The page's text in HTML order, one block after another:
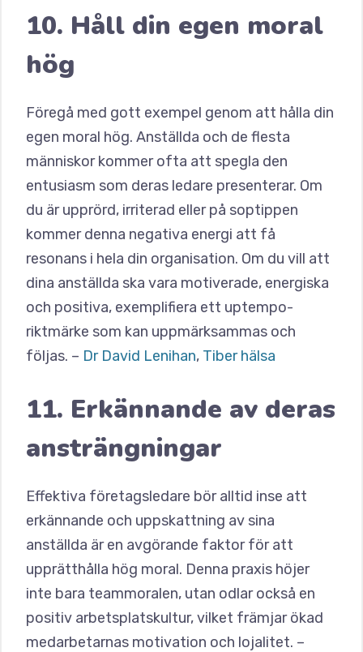
10. Håll din egen moral
hög
Föregå med gott exempel genom att hålla din
egen moral hög. Anställda och de flesta
människor kommer ofta att spegla den
entusiasm som deras ledare presenterar. Om
du är upprörd, irriterad eller på soptippen
kommer denna negativa energi att få
resonans i hela din organisation. Om du vill att
dina anställda ska vara motiverade, energiska
och positiva, exemplifiera ett uptempo-
riktmärke som kan uppmärksammas och
följas. – Dr David Lenihan, Tiber hälsa
11. Erkännande av deras
ansträngningar
Effektiva företagsledare bör alltid inse att
erkännande och uppskattning av sina
anställda är en avgörande faktor för att
upprätthålla hög moral. Denna praxis höjer
inte bara teammoralen, utan odlar också en
positiv arbetsplatskultur, vilket främjar ökad
medarbetarnas motivation och lojalitet. –